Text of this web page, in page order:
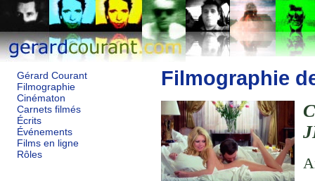
Gérard Courant
Filmographie
Cinématon
Carnets filmés
Écrits
Événements
Films en ligne
Rôles
Filmographie